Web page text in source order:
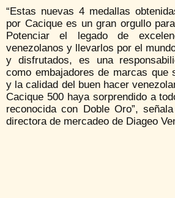
“Estas nuevas 4 medallas
por Cacique es un gran orgullo
Potenciar el legado de
venezolanos y llevarlos por el
y disfrutados, es una
como embajadores de marcas que
y la calidad del buen hacer
Cacique 500 haya sorprendido a
reconocida con Doble Oro”,
directora de mercadeo de Diageo